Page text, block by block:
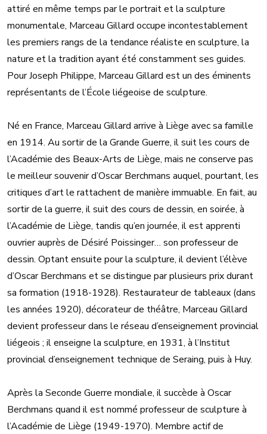
attiré en même temps par le portrait et la sculpture
monumentale, Marceau Gillard occupe incontestablement
les premiers rangs de la tendance réaliste en sculpture, la
nature et la tradition ayant été constamment ses guides.
Pour Joseph Philippe, Marceau Gillard est un des éminents
représentants de l’École liégeoise de sculpture.
Né en France, Marceau Gillard arrive à Liège avec sa famille
en 1914. Au sortir de la Grande Guerre, il suit les cours de
l’Académie des Beaux-Arts de Liège, mais ne conserve pas
le meilleur souvenir d’Oscar Berchmans auquel, pourtant, les
critiques d’art le rattachent de manière immuable. En fait, au
sortir de la guerre, il suit des cours de dessin, en soirée, à
l’Académie de Liège, tandis qu’en journée, il est apprenti
ouvrier auprès de Désiré Poissinger… son professeur de
dessin. Optant ensuite pour la sculpture, il devient l’élève
d’Oscar Berchmans et se distingue par plusieurs prix durant
sa formation (1918-1928). Restaurateur de tableaux (dans
les années 1920), décorateur de théâtre, Marceau Gillard
devient professeur dans le réseau d’enseignement provincial
liégeois ; il enseigne la sculpture, en 1931, à l’Institut
provincial d’enseignement technique de Seraing, puis à Huy.
Après la Seconde Guerre mondiale, il succède à Oscar
Berchmans quand il est nommé professeur de sculpture à
l’Académie de Liège (1949-1970). Membre actif de